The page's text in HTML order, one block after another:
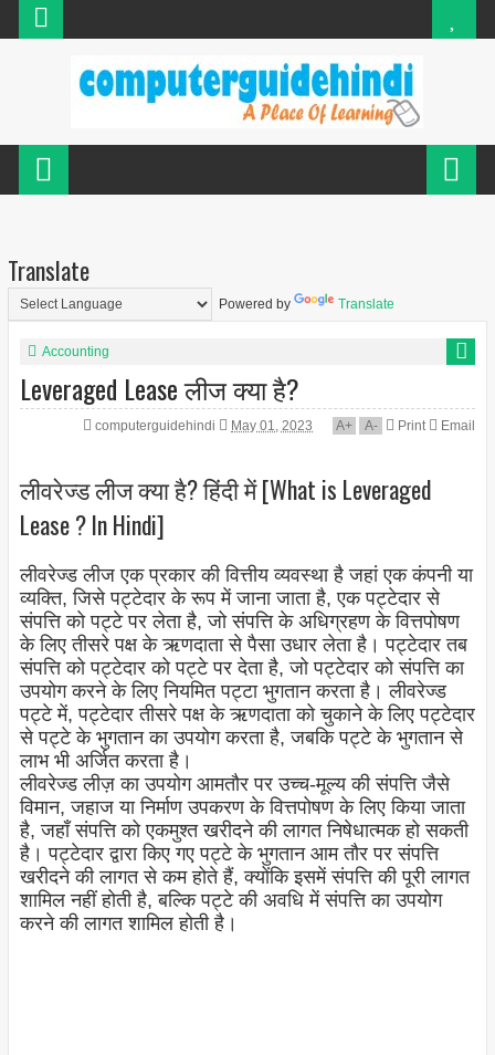
Translate
Powered by Translate
Accounting
Leveraged Lease लीज क्या है?
computerguidehindi May 01, 2023 A+ A- Print Email
लीवरेज्ड लीज क्या है? हिंदी में [What is Leveraged
Lease ? In Hindi]
लीवरेज्ड लीज एक प्रकार की वित्तीय व्यवस्था है जहां एक कंपनी या
व्यक्ति, जिसे पट्टेदार के रूप में जाना जाता है, एक पट्टेदार से
संपत्ति को पट्टे पर लेता है, जो संपत्ति के अधिग्रहण के वित्तपोषण
के लिए तीसरे पक्ष के ऋणदाता से पैसा उधार लेता है। पट्टेदार तब
संपत्ति को पट्टेदार को पट्टे पर देता है, जो पट्टेदार को संपत्ति का
उपयोग करने के लिए नियमित पट्टा भुगतान करता है। लीवरेज्ड
पट्टे में, पट्टेदार तीसरे पक्ष के ऋणदाता को चुकाने के लिए पट्टेदार
से पट्टे के भुगतान का उपयोग करता है, जबकि पट्टे के भुगतान से
लाभ भी अर्जित करता है।
लीवरेज्ड लीज़ का उपयोग आमतौर पर उच्च-मूल्य की संपत्ति जैसे
विमान, जहाज या निर्माण उपकरण के वित्तपोषण के लिए किया जाता
है, जहाँ संपत्ति को एकमुश्त खरीदने की लागत निषेधात्मक हो सकती
है। पट्टेदार द्वारा किए गए पट्टे के भुगतान आम तौर पर संपत्ति
खरीदने की लागत से कम होते हैं, क्योंकि इसमें संपत्ति की पूरी लागत
शामिल नहीं होती है, बल्कि पट्टे की अवधि में संपत्ति का उपयोग
करने की लागत शामिल होती है।